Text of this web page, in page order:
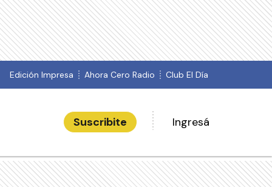
Edición Impresa Ahora Cero Radio Club El Día
Suscribite Ingresá